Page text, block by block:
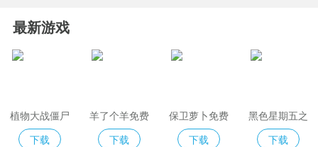
最新游戏
植物大战僵尸
2免费版
下载
羊了个羊免费
下载
保卫萝卜免费
版
下载
黑色星期五之
夜indiecross
下载